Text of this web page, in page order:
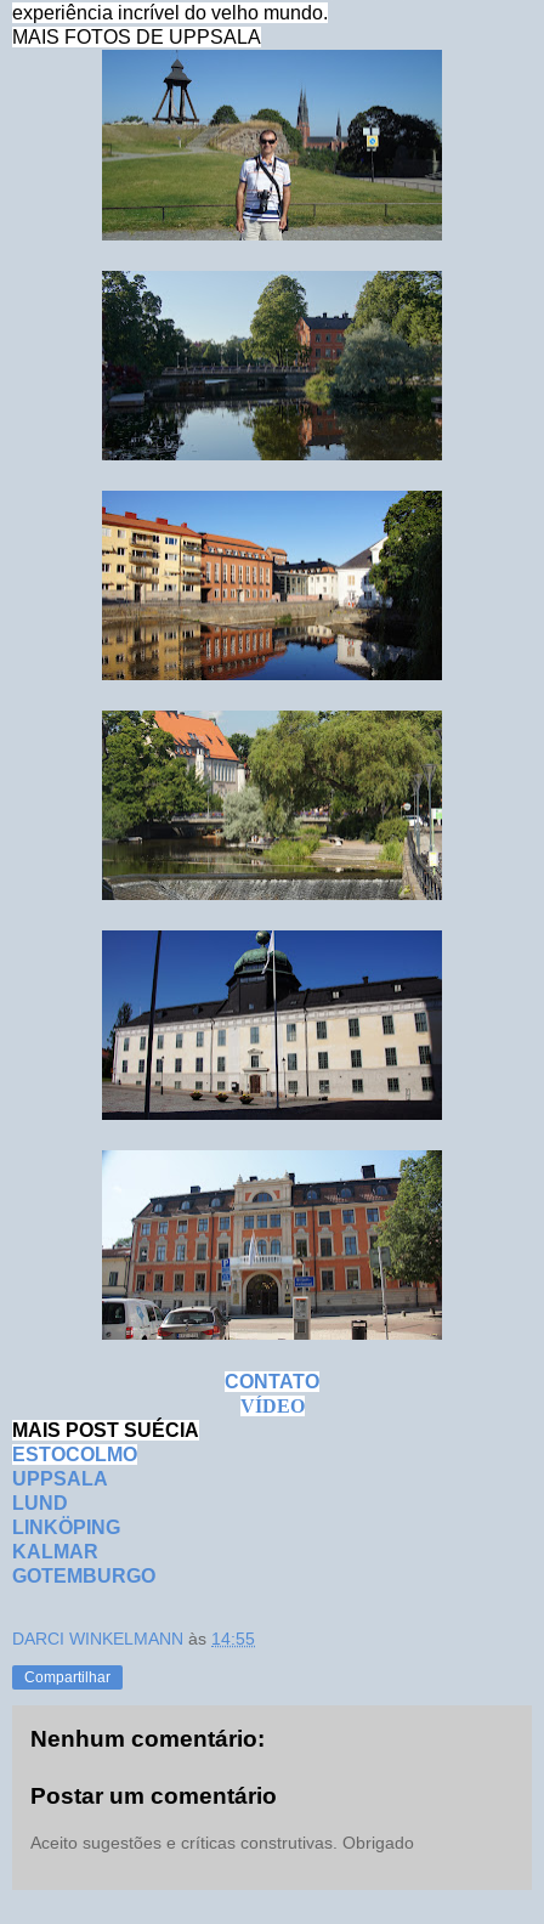
experiência incrível do velho mundo.
MAIS FOTOS DE UPPSALA
CONTATO
VÍDEO
MAIS POST SUÉCIA
ESTOCOLMO
UPPSALA
LUND
LINKÖPING
KALMAR
GOTEMBURGO
DARCI WINKELMANN às 14:55
Compartilhar
Nenhum comentário:
Postar um comentário
Aceito sugestões e críticas construtivas. Obrigado